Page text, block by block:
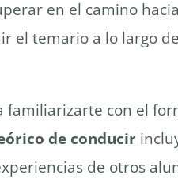
en el camino
temario a lo largo
con el
de conducir
de otros